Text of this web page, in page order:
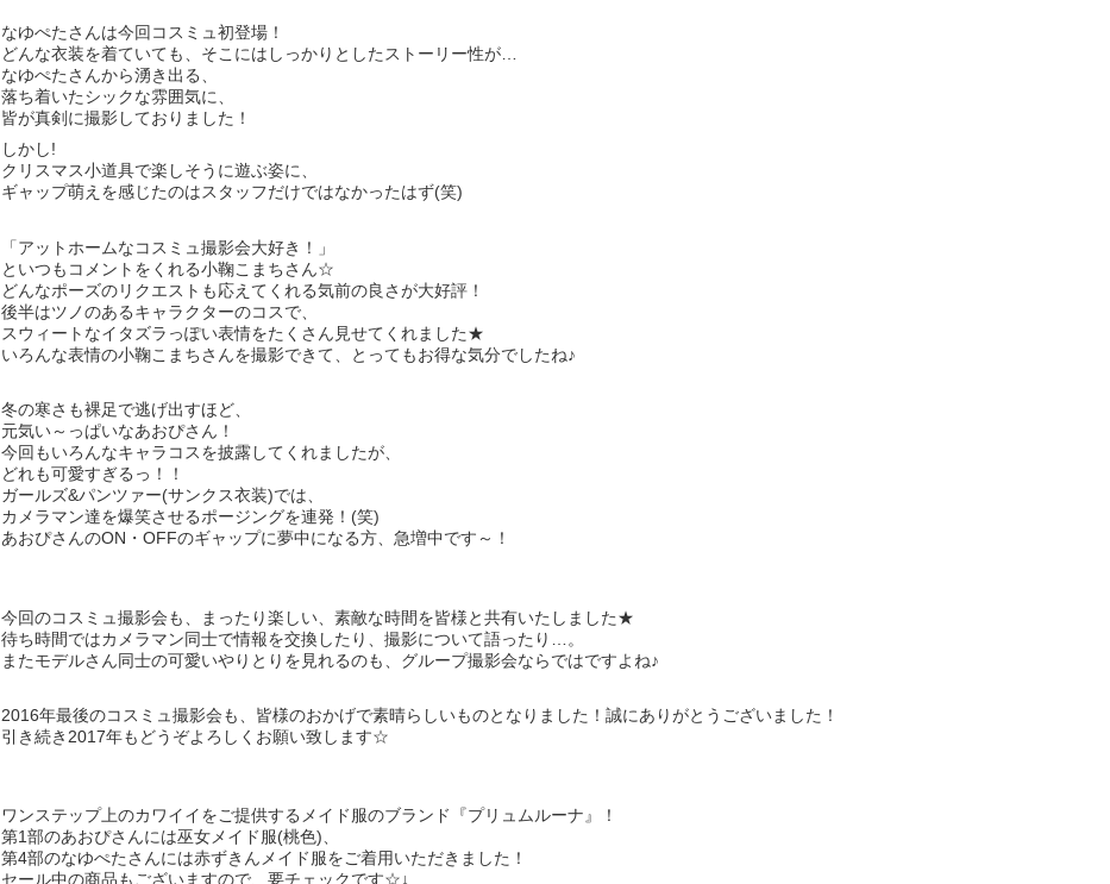
なゆぺたさんは今回コスミュ初登場！
どんな衣装を着ていても、そこにはしっかりとしたストーリー性が…
なゆぺたさんから湧き出る、
落ち着いたシックな雰囲気に、
皆が真剣に撮影しておりました！
しかし!
クリスマス小道具で楽しそうに遊ぶ姿に、
ギャップ萌えを感じたのはスタッフだけではなかったはず(笑)
「アットホームなコスミュ撮影会大好き！」
といつもコメントをくれる小鞠こまちさん☆
どんなポーズのリクエストも応えてくれる気前の良さが大好評！
後半はツノのあるキャラクターのコスで、
スウィートなイタズラっぽい表情をたくさん見せてくれました★
いろんな表情の小鞠こまちさんを撮影できて、とってもお得な気分でしたね♪
冬の寒さも裸足で逃げ出すほど、
元気い～っぱいなあおぴさん！
今回もいろんなキャラコスを披露してくれましたが、
どれも可愛すぎるっ！！
ガールズ&パンツァー(サンクス衣装)では、
カメラマン達を爆笑させるポージングを連発！(笑)
あおぴさんのON・OFFのギャップに夢中になる方、急増中です～！
今回のコスミュ撮影会も、まったり楽しい、素敵な時間を皆様と共有いたしました★
待ち時間ではカメラマン同士で情報を交換したり、撮影について語ったり…。
またモデルさん同士の可愛いやりとりを見れるのも、グループ撮影会ならではですよね♪
2016年最後のコスミュ撮影会も、皆様のおかげで素晴らしいものとなりました！誠にありがとうございました！
引き続き2017年もどうぞよろしくお願い致します☆
ワンステップ上のカワイイをご提供するメイド服のブランド『プリュムルーナ』！
第1部のあおぴさんには巫女メイド服(桃色)、
第4部のなゆぺたさんには赤ずきんメイド服をご着用いただきました！
セール中の商品もございますので、要チェックです☆↓